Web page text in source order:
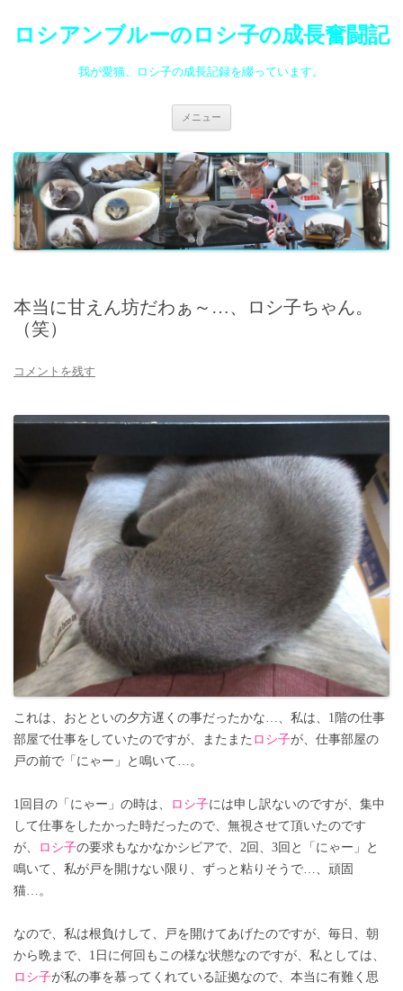
ロシアンブルーのロシ子の成長奮闘記
我が愛猫、ロシ子の成長記録を綴っています。
メニュー
ツ
へ
ス
キ
ッ
プ
本当に甘えん坊だわぁ～…、ロシ子ちゃん。
（笑）
コメントを残す
これは、おとといの夕方遅くの事だったかな…、私は、1階の仕事
部屋で仕事をしていたのですが、またまた ロシ子が、仕事部屋の
戸の前で「にゃー」と鳴いて…。
1回目の「にゃー」の時は、 ロシ子には申し訳ないのですが、集中
して仕事をしたかった時だったので、無視させて頂いたのです
が、
ロシ子の要求もなかなかシビアで、2回、3回と「にゃー」と
鳴いて、私が戸を開けない限り、ずっと粘りそうで…、頑固
猫…。
なので、私は根負けして、戸を開けてあげたのですが、毎日、朝
から晩まで、1日に何回もこの様な状態なのですが、私としては、
ロシ子が私の事を慕ってくれている証拠なので、本当に有難く思